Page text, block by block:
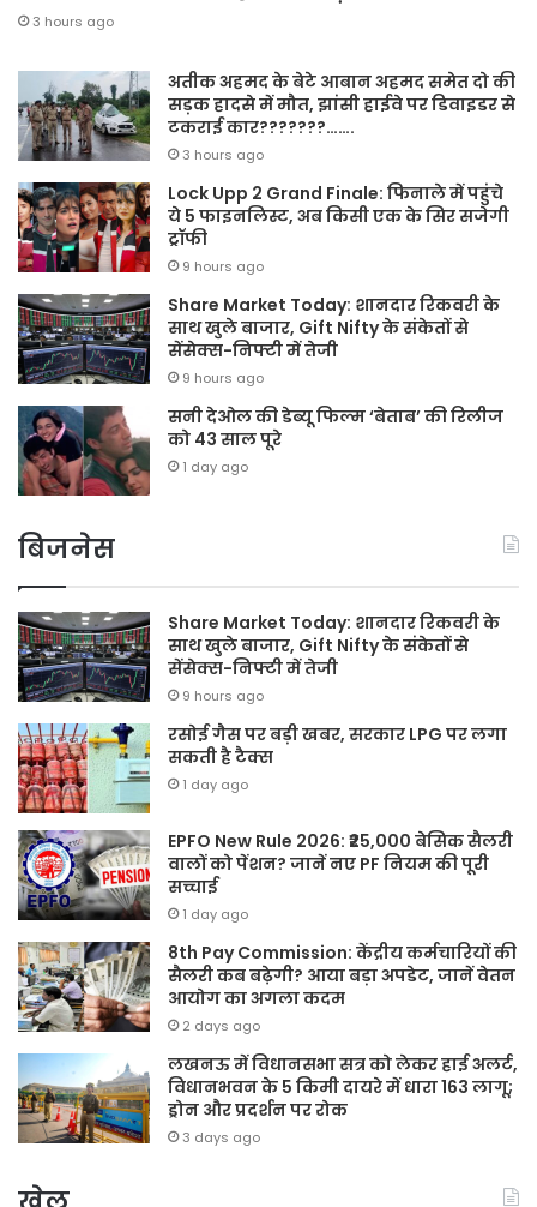
3 hours ago
अतीक अहमद के बेटे आबान अहमद समेत दो की
सड़क हादसे में मौत, झांसी हाईवे पर डिवाइडर से
टकराई कार???????…….
3 hours ago
Lock Upp 2 Grand Finale: फिनाले में पहुंचे
ये 5 फाइनलिस्ट, अब किसी एक के सिर सजेगी
ट्रॉफी
9 hours ago
Share Market Today: शानदार रिकवरी के
साथ खुले बाजार, Gift Nifty के संकेतों से
सेंसेक्स-निफ्टी में तेजी
9 hours ago
सनी देओल की डेब्यू फिल्म ‘बेताब’ की रिलीज
को 43 साल पूरे
1 day ago
बिजनेस
Share Market Today: शानदार रिकवरी के
साथ खुले बाजार, Gift Nifty के संकेतों से
सेंसेक्स-निफ्टी में तेजी
9 hours ago
रसोई गैस पर बड़ी खबर, सरकार LPG पर लगा
सकती है टैक्स
1 day ago
EPFO New Rule 2026: ₹25,000 बेसिक सैलरी
वालों को पेंशन? जानें नए PF नियम की पूरी
सच्चाई
1 day ago
8th Pay Commission: केंद्रीय कर्मचारियों की
सैलरी कब बढ़ेगी? आया बड़ा अपडेट, जानें वेतन
आयोग का अगला कदम
2 days ago
लखनऊ में विधानसभा सत्र को लेकर हाई अलर्ट,
विधानभवन के 5 किमी दायरे में धारा 163 लागू;
ड्रोन और प्रदर्शन पर रोक
3 days ago